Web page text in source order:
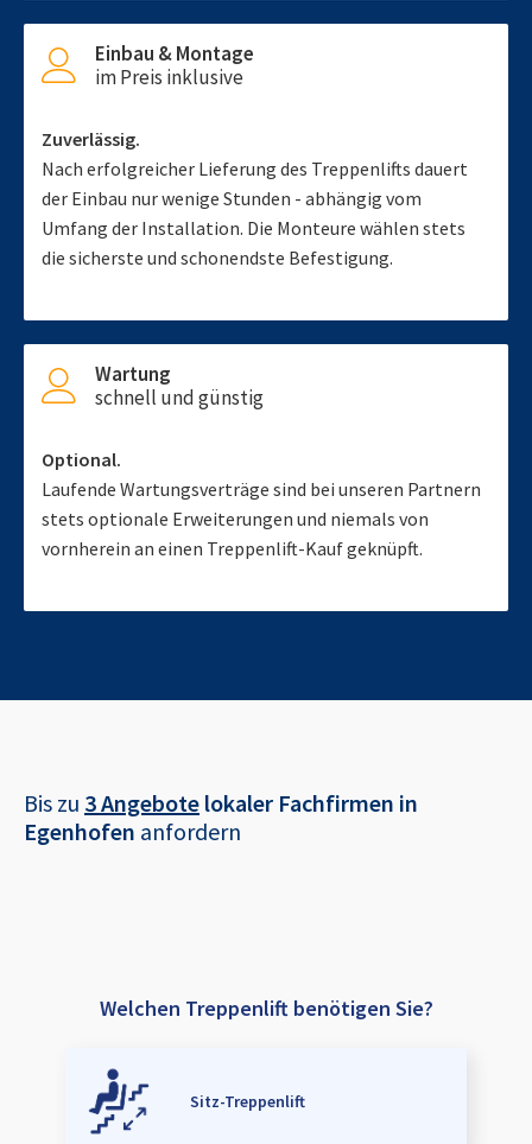
Einbau & Montage
im Preis inklusive
Zuverlässig.
Nach erfolgreicher Lieferung des Treppenlifts dauert
der Einbau nur wenige Stunden - abhängig vom
Umfang der Installation. Die Monteure wählen stets
die sicherste und schonendste Befestigung.
Wartung
schnell und günstig
Optional.
Laufende Wartungsverträge sind bei unseren Partnern
stets optionale Erweiterungen und niemals von
vornherein an einen Treppenlift-Kauf geknüpft.
Bis zu 3 Angebote lokaler Fachfirmen in
Egenhofen anfordern
Welchen Treppenlift benötigen Sie?
Sitz-Treppenlift